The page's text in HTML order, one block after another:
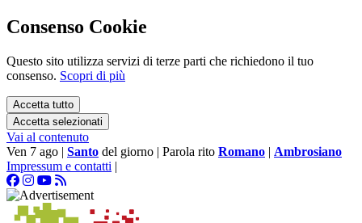
Consenso Cookie
Questo sito utilizza servizi di terze parti che richiedono il tuo
consenso. Scopri di più
Accetta tutto
Accetta selezionati
Vai al contenuto
Ven 7 ago | Santo del giorno | Parola rito Romano | Ambrosiano
Impressum e contatti |